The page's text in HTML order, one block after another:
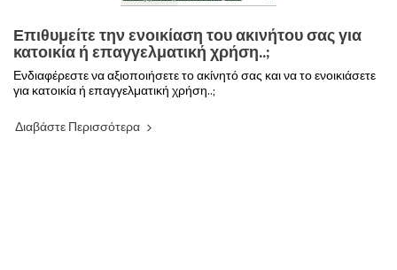
Επιθυμείτε την ενοικίαση του ακινήτου σας για
κατοικία ή επαγγελματική χρήση..;
Ενδιαφέρεστε να αξιοποιήσετε το ακίνητό σας και να το ενοικιάσετε
για κατοικία ή επαγγελματική χρήση..;
Διαβάστε Περισσότερα